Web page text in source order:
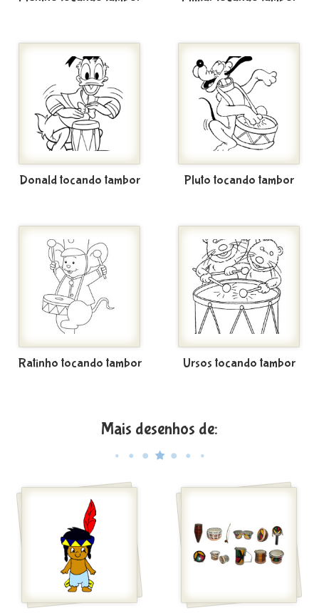
Donald tocando tambor Pluto tocando tambor
Ratinho tocando tambor Ursos tocando tambor
Mais desenhos de: